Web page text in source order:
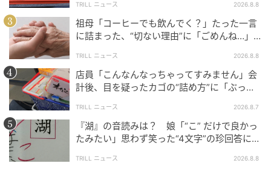
親知らずの不思議な動きが注目の的
こちらの投稿には、さまざまなコメントが寄せられて
いました。
移動して奥歯のフリしてますね
験談2選＞
TRILL ニュース 2026.8.8
祖母「コーヒーでも飲んでく？」たった一言
に詰まった、“切ない理由”に「ごめんね…」
TRILL ニュース 2026.8.8
店員「こんなんなっちゃってすみません」会
計後、目を疑ったカゴの“詰め方”に「ぶっ刺
TRILL ニュース 2026.8.7
『湖』の音読みは？ 娘「“こ” だけで良かっ
たみたい」思わず笑った“4文字”の珍回答に
TRILL ニュース 2026.8.8